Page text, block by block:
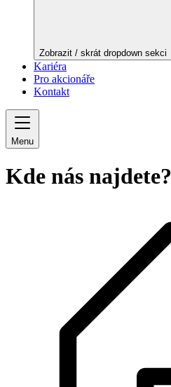
Zobrazit / skrát dropdown sekci
Kariéra
Pro akcionáře
Kontakt
Menu
Kde nás najdete?